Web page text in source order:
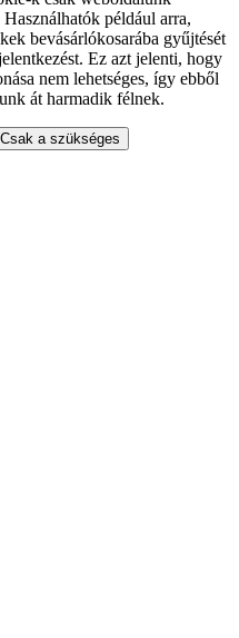
például arra,
bevásárlókosarába gyűjtését
Ez azt jelenti, hogy
nem lehetséges, így ebből
át harmadik félnek.
Csak a szükséges